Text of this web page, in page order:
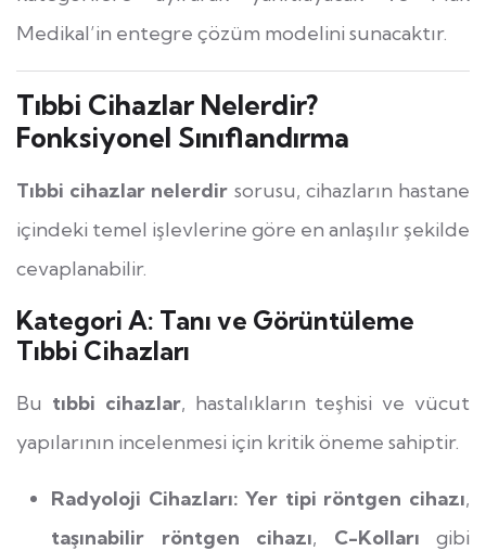
Medikal’in entegre çözüm modelini sunacaktır.
Tıbbi Cihazlar Nelerdir?
Fonksiyonel Sınıflandırma
Tıbbi cihazlar nelerdir sorusu, cihazların hastane
içindeki temel işlevlerine göre en anlaşılır şekilde
cevaplanabilir.
Kategori A: Tanı ve Görüntüleme
Tıbbi Cihazları
Bu tıbbi cihazlar, hastalıkların teşhisi ve vücut
yapılarının incelenmesi için kritik öneme sahiptir.
Radyoloji Cihazları: Yer tipi röntgen cihazı,
taşınabilir röntgen cihazı, C-Kolları gibi